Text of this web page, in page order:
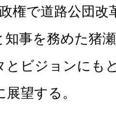
権で道路公団改
知事を務めた猪
とビジョンにも
望する。